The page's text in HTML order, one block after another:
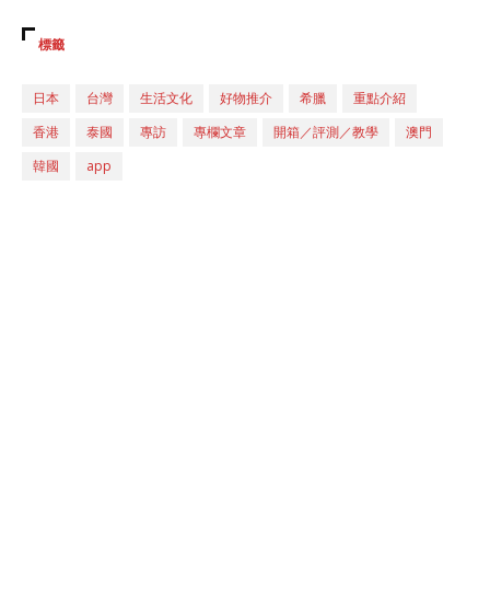
標籤
日本 台灣 生活文化 好物推介 希臘
重點介紹
香港
泰國 專訪 專欄文章 開箱／評測／教學
澳門
韓國
app